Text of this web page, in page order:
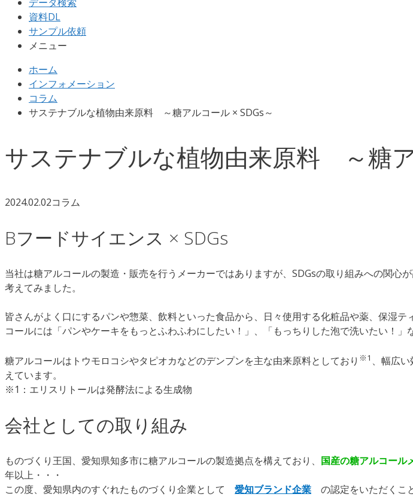
資料DL
サンプル依頼
メニュー
ホーム
インフォメーション
コラム
サステナブルな植物由来原料 ～糖アルコール × SDGs～
サステナブルな植物由来原料 ～糖
2024.02.02コラム
Bフードサイエンス × SDGs
当社は糖アルコールの製造・販売を行うメーカーではありますが、SDGsの取り組みへの関
考えてみました。
皆さんがよく口にするパンや惣菜、飲料といった食品から、日々使用する化粧品や薬、保湿
コールには「パンやケーキをもっとふわふわにしたい！」、「もっちりした泡で洗いたい！」
糖アルコールはトウモロコシやタピオカなどのデンプンを主な由来原料としており ※1 、幅広
えています。
※1：エリスリトールは発酵法による生成物
会社としての取り組み
ものづくり王国、愛知県知多市に糖アルコールの製造拠点を構えており、 国産の糖アルコール
年以上・・・
この度、愛知県内のすぐれたものづくり企業として
愛知ブランド企業 の認定をいただくこ